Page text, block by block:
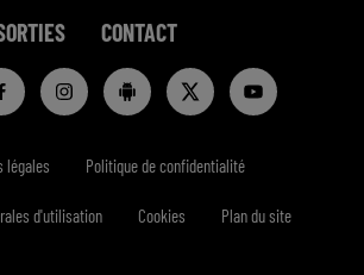
CONTACT
légales Politique de confidentialité
d'utilisation Cookies Plan du site